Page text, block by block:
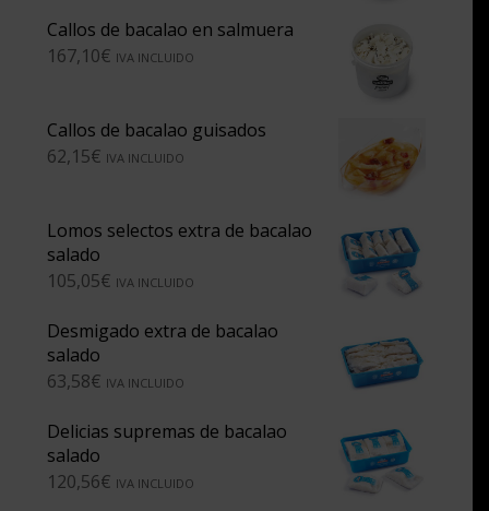
Callos de bacalao en salmuera
167,10€ IVA INCLUIDO
Callos de bacalao guisados
62,15€ IVA INCLUIDO
Lomos selectos extra de bacalao
salado
105,05€ IVA INCLUIDO
Desmigado extra de bacalao
salado
63,58€ IVA INCLUIDO
Delicias supremas de bacalao
salado
120,56€ IVA INCLUIDO